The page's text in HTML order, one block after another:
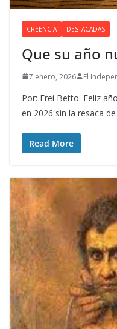
CREENCIA DESTACADAS
Que su año
7 enero, 2026 El
Por: Frei Betto. Feliz
en 2026 sin la resaca
Read More